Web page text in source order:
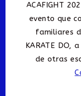
ACAFIGHT
evento que
familiares
KARATE DO,
de otras